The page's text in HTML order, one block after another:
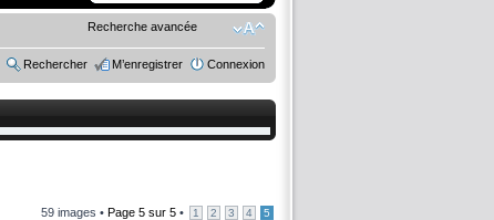
Recherche avancée
Rechercher M’enregistrer Connexion
59 images • Page 5 sur 5 • 1 2 3 4 5